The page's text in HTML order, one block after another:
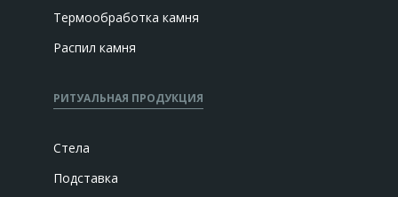
Термообработка камня
Распил камня
РИТУАЛЬНАЯ ПРОДУКЦИЯ
Стела
Подставка